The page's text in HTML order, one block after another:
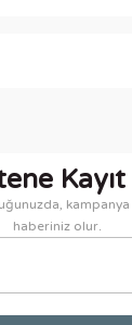
teşekkür ederiz.
veya
bilgiler bulunuyor.
bulunuyor.
haberiniz olur.